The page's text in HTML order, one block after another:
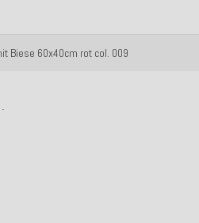
Biese 60x40cm rot col. 009